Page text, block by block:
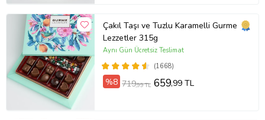
Çakıl Taşı ve Tuzlu Karamelli Gurme
Lezzetler 315g
(1668)
Aynı Gün Ücretsiz Teslimat
%8 719,99 TL 659,99 TL